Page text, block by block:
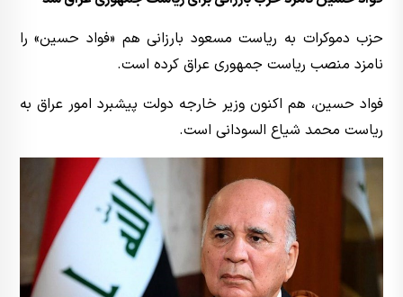
حزب دموکرات به ریاست مسعود بارزانی هم «فواد حسین» را
نامزد منصب ریاست جمهوری عراق کرده است.
فواد حسین، هم اکنون وزیر خارجه دولت پیشبرد امور عراق به
ریاست محمد شیاع السودانی است.